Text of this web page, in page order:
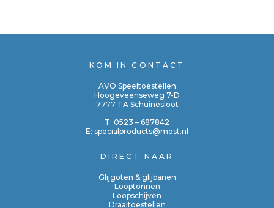
KOM IN CONTACT
AVO Speeltoestellen
Hoogeveenseweg 7-D
7777 TA Schuinesloot
T: 0523 – 687842
E: specialproducts@most.nl
DIRECT NAAR
Glijgoten & glijbanen
Looptonnen
Loopschijven
Draaitoestellen